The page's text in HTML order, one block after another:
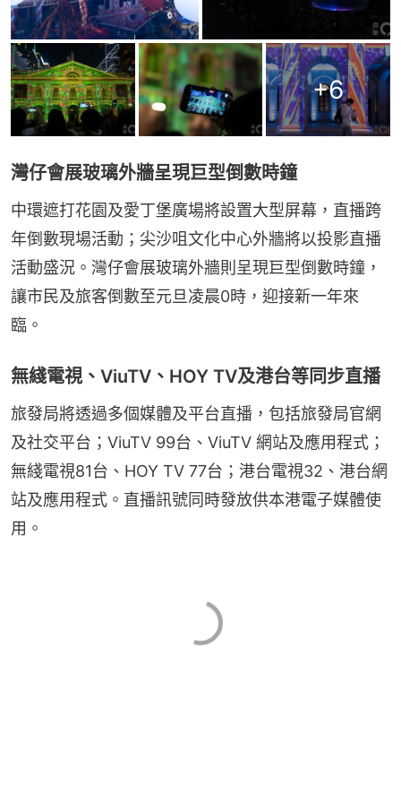
+6
灣仔會展玻璃外牆呈現巨型倒數時鐘
中環遮打花園及愛丁堡廣場將設置大型屏幕，直播跨
年倒數現場活動；尖沙咀文化中心外牆將以投影直播
活動盛況。灣仔會展玻璃外牆則呈現巨型倒數時鐘，
讓市民及旅客倒數至元旦凌晨0時，迎接新一年來
臨。
無綫電視、ViuTV、HOY TV及港台等同步直播
旅發局將透過多個媒體及平台直播，包括旅發局官網
及社交平台；ViuTV 99台、ViuTV 網站及應用程式；
無綫電視81台、HOY TV 77台；港台電視32、港台網
站及應用程式。直播訊號同時發放供本港電子媒體使
用。